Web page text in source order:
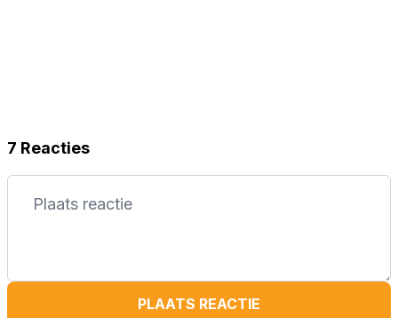
7 Reacties
PLAATS REACTIE